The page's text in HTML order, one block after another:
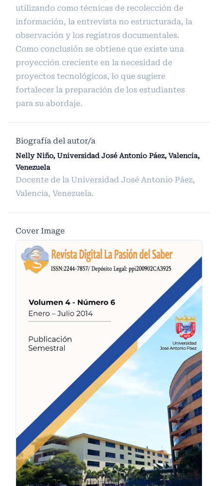
utilizando como técnicas de recolección de
información, la entrevista no estructurada, la
observación y los registros documentales.
Como conclusión se obtiene que existe una
proyección creciente en la necesidad de
proyectos tecnológicos, lo que sugiere
fortalecer la preparación de los estudiantes
para su abordaje.
Biografía del autor/a
Nelly Niño, Universidad José Antonio Páez, Valencia,
Venezuela
Docente de la Universidad José Antonio Páez,
Valencia, Venezuela.
Cover Image